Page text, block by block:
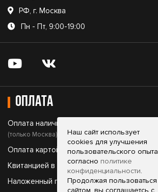
РФ, г. Москва
Пн - Пт, 9:00-19:00
Оплата
Оплата наличными;
(только Москва)
Оплата картой;
Квитанцией в банке;
Наложенный платеж.
Наш сайт использует
cookies для улучшения
пользовательского опыта
согласно политике
конфиденциальности.
Продолжая пользоваться
сайтом, вы соглашаетсь с